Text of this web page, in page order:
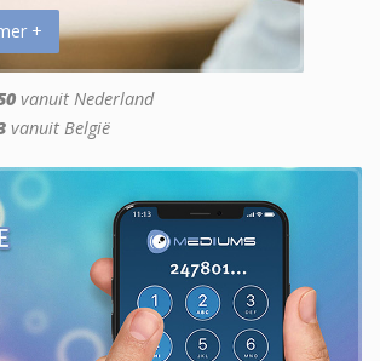
+
vanuit Nederland
vanuit België